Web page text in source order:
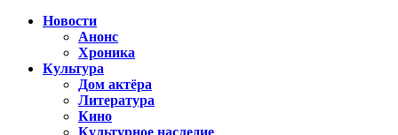
Новости
Анонс
Хроника
Культура
Дом актёра
Литература
Кино